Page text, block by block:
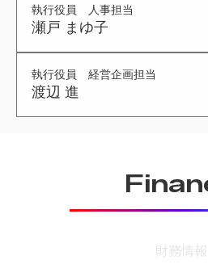
執行役員 人事担当
瀬戸 まゆ子
執行役員 経営企画担当
渡辺 進